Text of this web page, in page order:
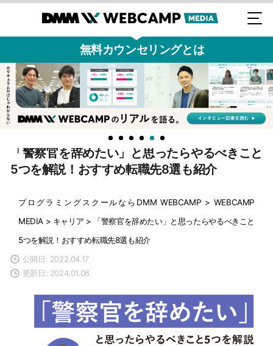
無料カウンセリングとは
「警察官を辞めたい」と思ったらやるべきこと
5つを解説！おすすめ転職先8選も紹介
プログラミングスクールならDMM WEBCAMP > WEBCAMP
MEDIA > キャリア >
「警察官を辞めたい」と思ったらやるべきこと
5つを解説！おすすめ転職先8選も紹介
公開日: 2022.04.17
更新日: 2024.01.06